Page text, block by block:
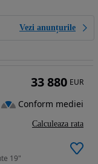
Vezi anunțurile
19"
33 880 EUR
Conform mediei
Calculeaza rata